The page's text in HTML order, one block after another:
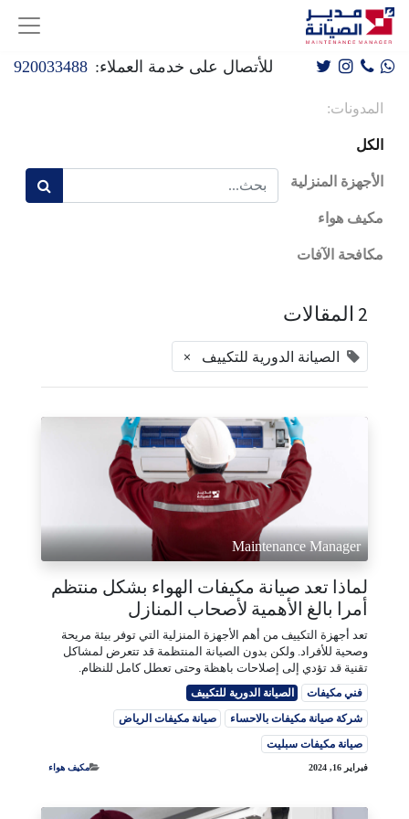
للأتصال على خدمة العملاء: 920033488
المدونات:
الكل
الأجهزة المنزلية
مكيف هواء
مكافحة الآفات
2 المقالات
الصيانة الدورية للتكييف ×
Maintenance Manager
لماذا تعد صيانة مكيفات الهواء بشكل منتظم
أمرا بالغ الأهمية لأصحاب المنازل
تعد أجهزة التكييف من أهم الأجهزة المنزلية التي توفر بيئة مريحة
وصحية للأفراد. ولكن بدون الصيانة المنتظمة قد تتعرض لمشاكل
تقنية قد تؤدي إلى إصلاحات باهظة وحتى تعطل كامل للنظام.
فني مكيفات
الصيانة الدورية للتكييف
شركة صيانة مكيفات بالاحساء
صيانة مكيفات الرياض
صيانة مكيفات سبليت
فبراير 16, 2024 مكيف هواء